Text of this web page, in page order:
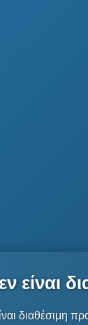
είναι
διαθέσιμη